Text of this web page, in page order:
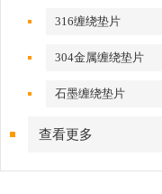
316缠绕垫片
304金属缠绕垫片
石墨缠绕垫片
查看更多